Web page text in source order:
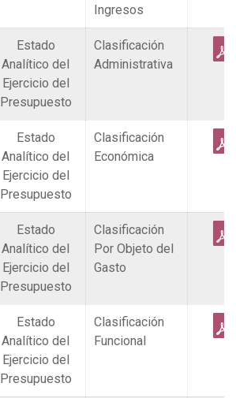
Ingresos
Estado
Analítico del
Ejercicio del
Presupuesto
Clasificación
Administrativa
Estado
Analítico del
Ejercicio del
Presupuesto
Clasificación
Económica
Estado
Analítico del
Ejercicio del
Presupuesto
Clasificación
Por Objeto del
Gasto
Estado
Analítico del
Ejercicio del
Presupuesto
Clasificación
Funcional